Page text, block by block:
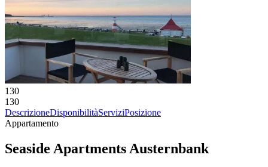
130
130
DescrizioneDisponibilitàServiziPosizione
Appartamento
Seaside Apartments Austernbank